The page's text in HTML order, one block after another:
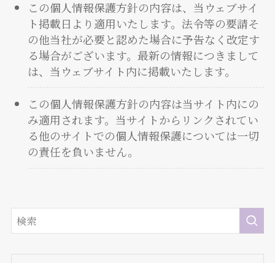
この個人情報保護方針の内容は、当ウェブサイ
ト掲載日より適用いたします。法令等の要請そ
の他当社が必要と認めた場合に予告なく改定す
る場合がございます。最新の情報につきまして
は、当ウェブサイト内に掲載いたします。
この個人情報保護方針の内容は当サイト内にの
み適用されます。当サイトからリンクされてい
る他のサイトでの個人情報保護については一切
の責任を負いません。